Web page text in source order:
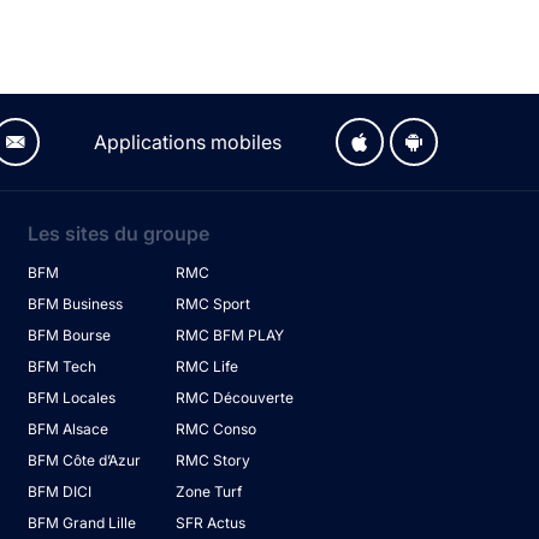
Applications mobiles
Les sites du groupe
BFM
BFM Business
BFM Bourse
BFM Tech
BFM Locales
BFM Alsace
BFM Côte d’Azur
BFM DICI
BFM Grand Lille
RMC
RMC Sport
RMC BFM PLAY
RMC Life
RMC Découverte
RMC Conso
RMC Story
Zone Turf
SFR Actus